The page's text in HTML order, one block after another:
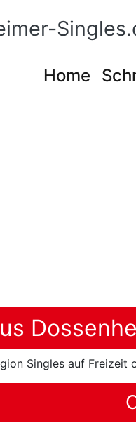
Home
Singles auf